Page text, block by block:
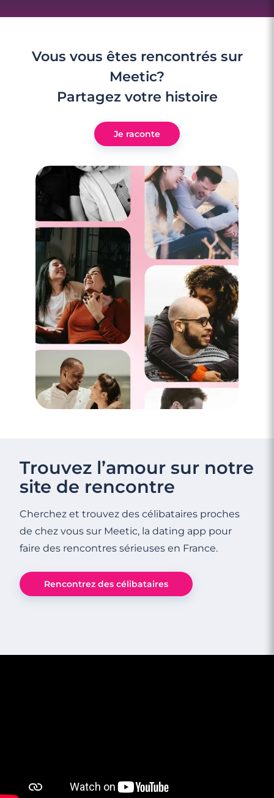
Vous vous êtes rencontrés sur
Meetic?
Partagez votre histoire
Je raconte
Trouvez l’amour sur notre
site de rencontre
Cherchez et trouvez des célibataires proches
de chez vous sur Meetic, la dating app pour
faire des rencontres sérieuses en France.
Rencontrez des célibataires